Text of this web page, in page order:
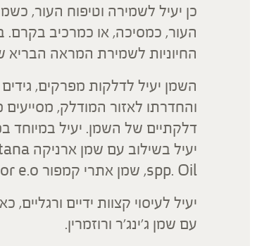
כן יעיל לשמירה וטיפוח העור,
העור, כמסיכה, או כמרכיב בקרם.
החיוניות לשמירת המראה הבריא
השמן יעיל לדלקות מפרקים,
והחדרתו לאזור המודלק,
דלקתיים של השמן. יעיל במיוחד
spp. Oil, שמן אתרי קמפור Camphor e.o ושמן אתרי של לבנדר Lavendula off. E.o.
יעיל לעיסוי קצוות ידיים
עם שמן ג'ינג'ר ורוזמרין.